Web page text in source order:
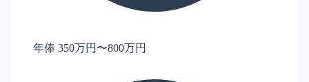
年俸 350万円〜800万円